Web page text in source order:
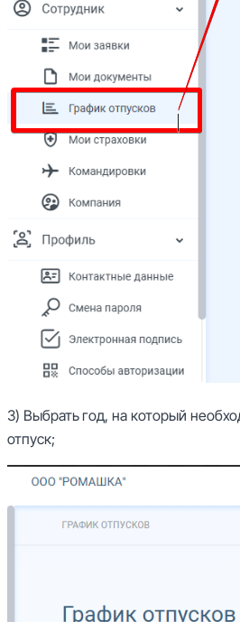
3) Выбрать год, на который
отпуск;